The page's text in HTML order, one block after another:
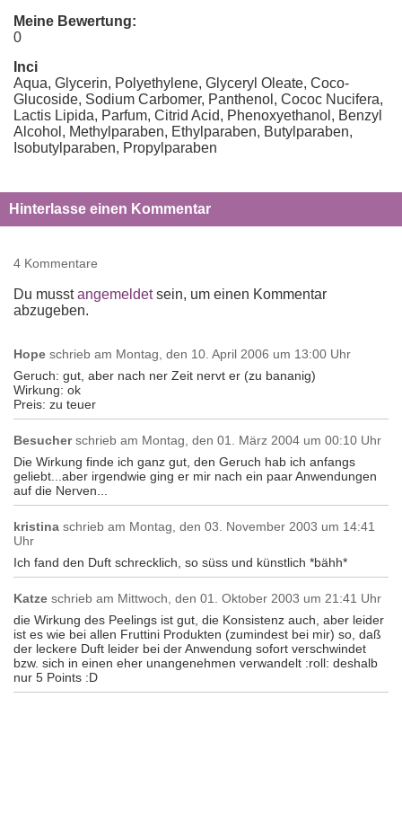
Meine Bewertung:
0
Inci
Aqua, Glycerin, Polyethylene, Glyceryl Oleate, Coco-
Glucoside, Sodium Carbomer, Panthenol, Cococ Nucifera,
Lactis Lipida, Parfum, Citrid Acid, Phenoxyethanol, Benzyl
Alcohol, Methylparaben, Ethylparaben, Butylparaben,
Isobutylparaben, Propylparaben
Hinterlasse einen Kommentar
4 Kommentare
Du musstangemeldetsein, um einen Kommentar
abzugeben.
Hope schrieb am Montag, den 10. April 2006 um 13:00 Uhr
Geruch: gut, aber nach ner Zeit nervt er (zu bananig)
Wirkung: ok
Preis: zu teuer
Besucher schrieb am Montag, den 01. März 2004 um 00:10 Uhr
Die Wirkung finde ich ganz gut, den Geruch hab ich anfangs
geliebt...aber irgendwie ging er mir nach ein paar Anwendungen
auf die Nerven...
kristina schrieb am Montag, den 03. November 2003 um 14:41
Uhr
Ich fand den Duft schrecklich, so süss und künstlich *bähh*
Katze schrieb am Mittwoch, den 01. Oktober 2003 um 21:41 Uhr
die Wirkung des Peelings ist gut, die Konsistenz auch, aber leider
ist es wie bei allen Fruttini Produkten (zumindest bei mir) so, daß
der leckere Duft leider bei der Anwendung sofort verschwindet
bzw. sich in einen eher unangenehmen verwandelt :roll: deshalb
nur 5 Points :D